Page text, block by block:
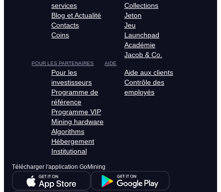
services
Blog et Actualité
Contacts
Coins
Collections
Jeton
Jeu
Launchpad
Académie
Jacob & Co.
POUR LES PARTENAIRES
Pour les
investisseurs
Programme de
référence
Programme VIP
Mining hardware
Algorithms
Hébergement
Institutional
AIDE
Aide aux clients
Contrôle des
employés
Télécharger l'application GoMining